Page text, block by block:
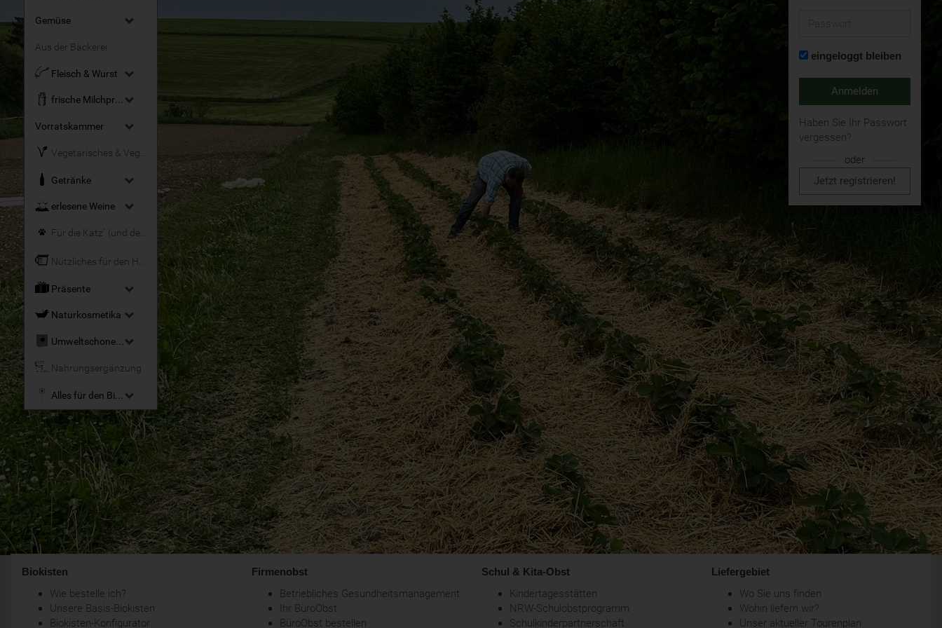
Gemüse
Aus der Bäckerei
Fleisch & Wurst
frische Milchprodukte
Vorratskammer
Getränke
erlesene Weine
Für die Katz´ (und den Hund)
Präsente
Naturkosmetika
Umweltschonende Reinigungsmittel
Nahrungsergänzung
Alles für den Bio-Garten
eingeloggt bleiben
Anmelden
Haben Sie Ihr Passwort
vergessen?
oder
Jetzt registrieren!
Biokisten
Wie bestelle ich?
Unsere Basis-Biokisten
Biokisten-Konfigurator
Firmenobst
Betriebliches Gesundheitsmanagement
Ihr BüroObst
BüroObst bestellen
Schul & Kita-Obst
Kindertagesstätten
NRW-Schulobstprogramm
Schulkinderpartnerschaft
Liefergebiet
Wo Sie uns finden
Wohin liefern wir?
Unser aktueller Tourenplan